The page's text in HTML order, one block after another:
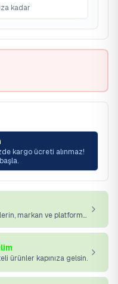
kadar
kargo ücreti alınmaz!
Teknik bilgi gerektirmez. Sadece ürünlerin, markan ve platformumuz yeterli.
ürünler kapınıza gelsin.